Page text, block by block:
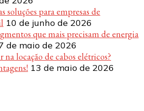
soluções para empresas de
10 de junho de 2026
que mais precisam de energia
de maio de 2026
na locação de cabos elétricos?
13 de maio de 2026